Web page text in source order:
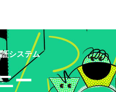
システム
ー